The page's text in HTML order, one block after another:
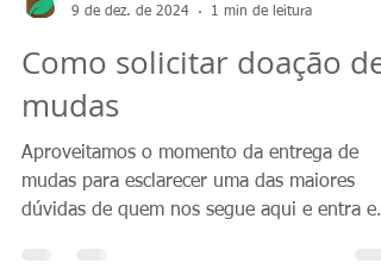
9 de dez. de 2024
1 min de leitura
Como solicitar doação de
mudas
Aproveitamos o momento da entrega de
mudas para esclarecer uma das maiores
dúvidas de quem nos segue aqui e entra em